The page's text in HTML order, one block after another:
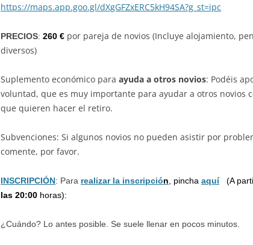
https://maps.app.goo.gl/dXgGFZxERC5kH94SA?g_st=ipc
PRECIOS: 260 € por pareja de novios (Incluye alojamiento,
diversos)
Suplemento económico para ayuda a otros novios: Podéis
voluntad, que es muy importante para ayudar a otros novios
que quieren hacer el retiro.
Subvenciones: Si algunos novios no pueden asistir por
comente, por favor.
INSCRIPCIÓN: Para realizar la inscripción, pincha aquí(A
las 20:00 horas):
¿Cuándo? Lo antes posible. Se suele llenar en pocos minutos.